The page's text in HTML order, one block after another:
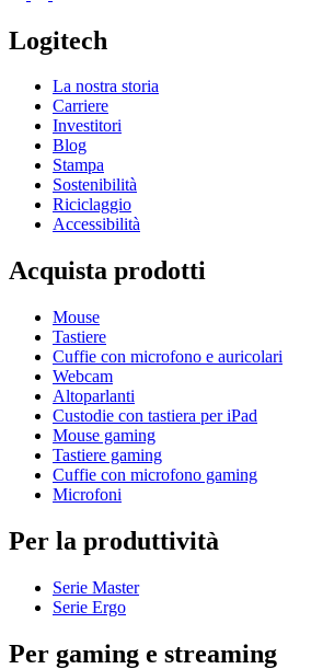
Logitech
La nostra storia
Carriere
Investitori
Blog
Stampa
Sostenibilità
Riciclaggio
Accessibilità
Acquista prodotti
Mouse
Tastiere
Cuffie con microfono e auricolari
Webcam
Altoparlanti
Custodie con tastiera per iPad
Mouse gaming
Tastiere gaming
Cuffie con microfono gaming
Microfoni
Per la produttività
Serie Master
Serie Ergo
Per gaming e streaming